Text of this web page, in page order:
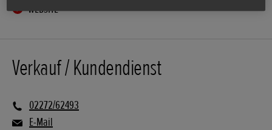
WEBSITE
Verkauf / Kundendienst
02272/62493
E-Mail